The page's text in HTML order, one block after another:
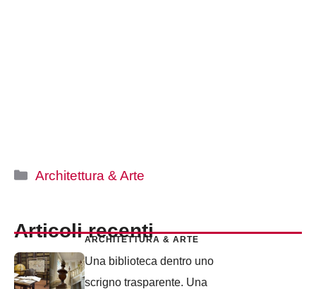
Categorie
Architettura & Arte
Articoli recenti
ARCHITETTURA & ARTE
Una biblioteca dentro uno
scrigno trasparente. Una